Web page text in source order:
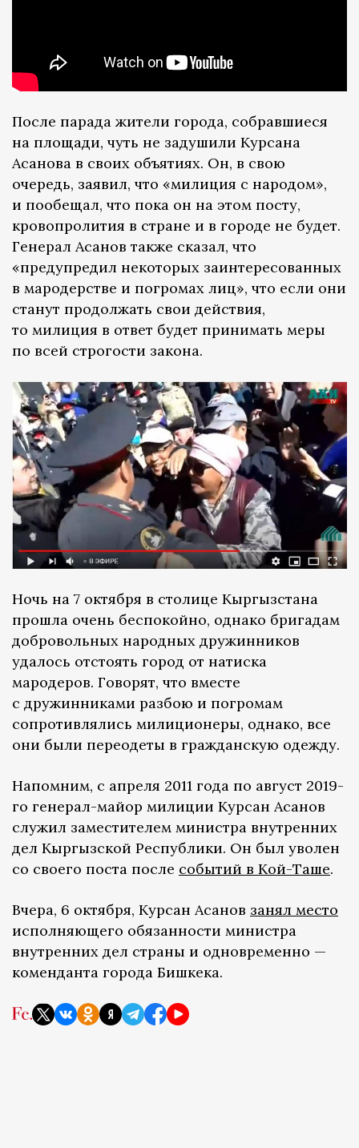
После парада жители города, собравшиеся
на площади, чуть не задушили Курсана
Асанова в своих объятиях. Он, в свою
очередь, заявил, что «милиция с народом»,
и пообещал, что пока он на этом посту,
кровопролития в стране и в городе не будет.
Генерал Асанов также сказал, что
«предупредил некоторых заинтересованных
в мародерстве и погромах лиц», что если они
станут продолжать свои действия,
то милиция в ответ будет принимать меры
по всей строгости закона.
Ночь на 7 октября в столице Кыргызстана
прошла очень беспокойно, однако бригадам
добровольных народных дружинников
удалось отстоять город от натиска
мародеров. Говорят, что вместе
с дружинниками разбою и погромам
сопротивлялись милиционеры, однако, все
они были переодеты в гражданскую одежду.
Напомним, с апреля 2011 года по август 2019-
го генерал-майор милиции Курсан Асанов
служил заместителем министра внутренних
дел Кыргызской Республики. Он был уволен
со своего поста после событий в Кой-Таше.
Вчера, 6 октября, Курсан Асанов занял место
исполняющего обязанности министра
внутренних дел страны и одновременно —
коменданта города Бишкека.